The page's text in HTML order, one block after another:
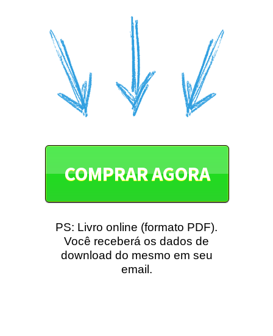
COMPRAR AGORA
PS: Livro online (formato PDF).
Você receberá os dados de
download do mesmo em seu
email.